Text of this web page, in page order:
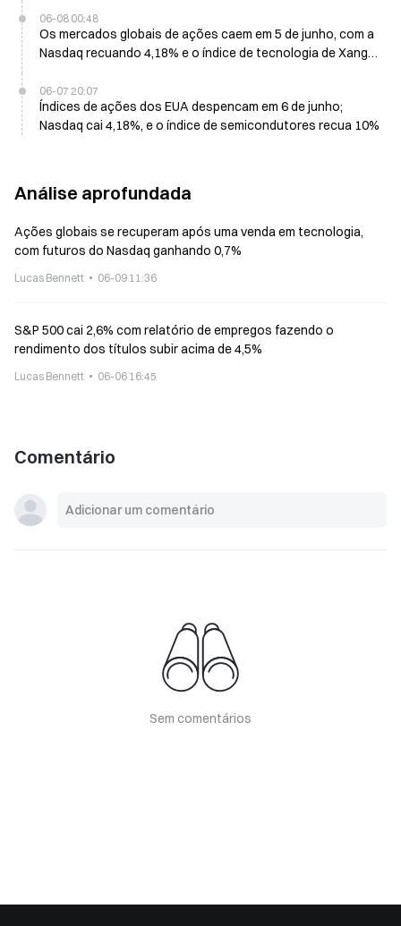
06-08 00:48
Os mercados globais de ações caem em 5 de junho, com a
Nasdaq recuando 4,18% e o índice de tecnologia de Xangai
06-07 20:07
Índices de ações dos EUA despencam em 6 de junho;
Nasdaq cai 4,18%, e o índice de semicondutores recua 10%
Análise aprofundada
Ações globais se recuperam após uma venda em tecnologia,
com futuros do Nasdaq ganhando 0,7%
Lucas Bennett 06-09 11:36
S&P 500 cai 2,6% com relatório de empregos fazendo o
rendimento dos títulos subir acima de 4,5%
Lucas Bennett 06-06 16:45
Comentário
Sem comentários